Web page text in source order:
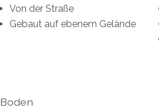
Von der Straße
Gebaut auf ebenem Gelände
Boden